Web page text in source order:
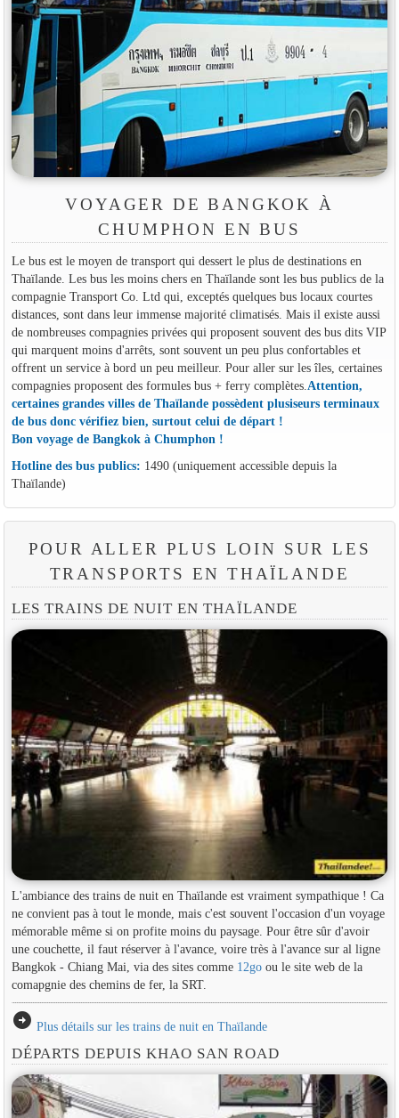
VOYAGER DE BANGKOK À
CHUMPHON EN BUS
Le bus est le moyen de transport qui dessert le plus de destinations en
Thaïlande. Les bus les moins chers en Thaïlande sont les bus publics de la
compagnie Transport Co. Ltd qui, exceptés quelques bus locaux courtes
distances, sont dans leur immense majorité climatisés. Mais il existe aussi
de nombreuses compagnies privées qui proposent souvent des bus dits VIP
qui marquent moins d'arrêts, sont souvent un peu plus confortables et
offrent un service à bord un peu meilleur. Pour aller sur les îles, certaines
compagnies proposent des formules bus + ferry complètes. Attention,
certaines grandes villes de Thaïlande possèdent plusiseurs terminaux
de bus donc vérifiez bien, surtout celui de départ !
Bon voyage de Bangkok à Chumphon !
Hotline des bus publics: 1490 (uniquement accessible depuis la
Thaïlande)
POUR ALLER PLUS LOIN SUR LES
TRANSPORTS EN THAÏLANDE
LES TRAINS DE NUIT EN THAÏLANDE
L'ambiance des trains de nuit en Thaïlande est vraiment sympathique ! Ca
ne convient pas à tout le monde, mais c'est souvent l'occasion d'un voyage
mémorable même si on profite moins du paysage. Pour être sûr d'avoir
une couchette, il faut réserver à l'avance, voire très à l'avance sur al ligne
Bangkok - Chiang Mai, via des sites comme 12goou le site web de la
comapgnie des chemins de fer, la SRT.
arrow_circle_right Plus détails sur les trains de nuit en Thaïlande
DÉPARTS DEPUIS KHAO SAN ROAD